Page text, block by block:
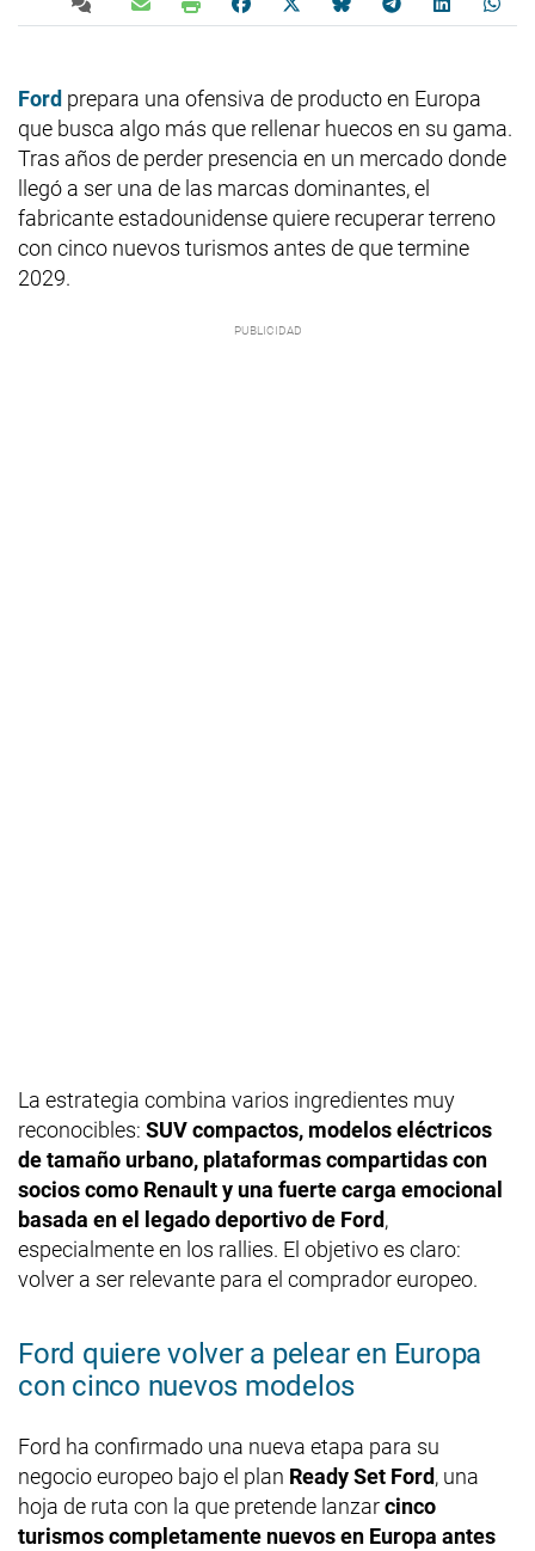
Ford prepara una ofensiva de producto en Europa
que busca algo más que rellenar huecos en su gama.
Tras años de perder presencia en un mercado donde
llegó a ser una de las marcas dominantes, el
fabricante estadounidense quiere recuperar terreno
con cinco nuevos turismos antes de que termine
2029.
La estrategia combina varios ingredientes muy
reconocibles: SUV compactos, modelos eléctricos
de tamaño urbano, plataformas compartidas con
socios como Renault y una fuerte carga emocional
basada en el legado deportivo de Ford,
especialmente en los rallies. El objetivo es claro:
volver a ser relevante para el comprador europeo.
Ford quiere volver a pelear en Europa
con cinco nuevos modelos
Ford ha confirmado una nueva etapa para su
negocio europeo bajo el plan Ready Set Ford, una
hoja de ruta con la que pretende lanzarcinco
turismos completamente nuevos en Europa antes